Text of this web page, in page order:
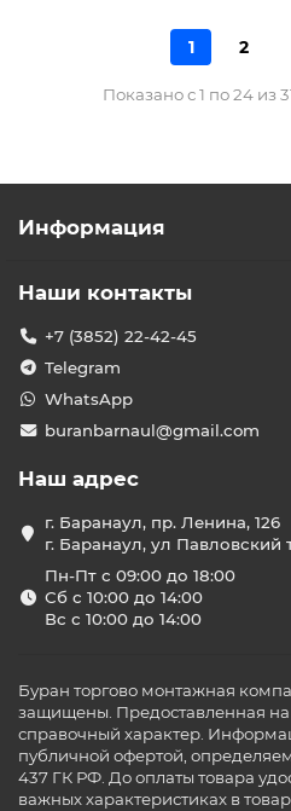
1 2
Показано с 1 по 24 из
Информация
Наши контакты
+7 (3852) 22-42-45
Telegram
WhatsApp
buranbarnaul@gmail.com
Наш адрес
г. Баранаул, пр. Ленина, 126
г. Баранаул, ул Павловский
Пн-Пт с 09:00 до 18:00
Сб с 10:00 до 14:00
Вс с 10:00 до 14:00
Буран торгово монтажная
защищены. Предоставленная
справочный характер.
публичной офертой,
437 ГК РФ. До оплаты товара
важных характеристиках в